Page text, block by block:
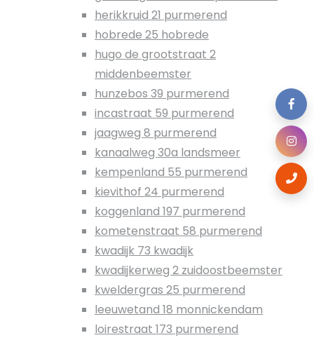
herikkruid 21 purmerend
hobrede 25 hobrede
hugo de grootstraat 2
middenbeemster
hunzebos 39 purmerend
incastraat 59 purmerend
jaagweg 8 purmerend
kanaalweg 30a landsmeer
kempenland 55 purmerend
kievithof 24 purmerend
koggenland 197 purmerend
kometenstraat 58 purmerend
kwadijk 73 kwadijk
kwadijkerweg 2 zuidoostbeemster
kweldergras 25 purmerend
leeuwetand 18 monnickendam
loirestraat 173 purmerend